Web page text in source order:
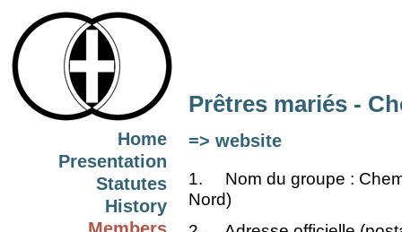
Home
Presentation
Statutes
History
Prêtres mariés -
=> website
1. Nom du groupe :
Nord)